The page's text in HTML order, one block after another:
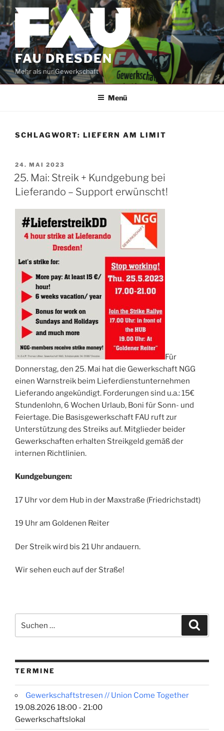
Zum
Inhalt
springen
FAU DRESDEN
Mehr als nur Gewerkschaft
Menü
SCHLAGWORT: LIEFERN AM LIMIT
VERÖFFENTLICHT
AM
24. MAI 2023
25. Mai: Streik + Kundgebung bei
Lieferando – Support erwünscht!
Für
Donnerstag, den 25. Mai hat die Gewerkschaft NGG
einen Warnstreik beim Lieferdienstunternehmen
Lieferando angekündigt. Forderungen sind u.a.: 15€
Stundenlohn, 6 Wochen Urlaub, Boni für Sonn- und
Feiertage. Die Basisgewerkschaft FAU ruft zur
Unterstützung des Streiks auf. Mitglieder beider
Gewerkschaften erhalten Streikgeld gemäß der
internen Richtlinien.
Kundgebungen:
17 Uhr vor dem Hub in der Maxstraße (Friedrichstadt)
19 Uhr am Goldenen Reiter
Der Streik wird bis 21 Uhr andauern.
Wir sehen euch auf der Straße!
nach:
TERMINE
Gewerkschaftstresen // Union Come Together
19.08.2026 18:00 - 21:00
Gewerkschaftslokal